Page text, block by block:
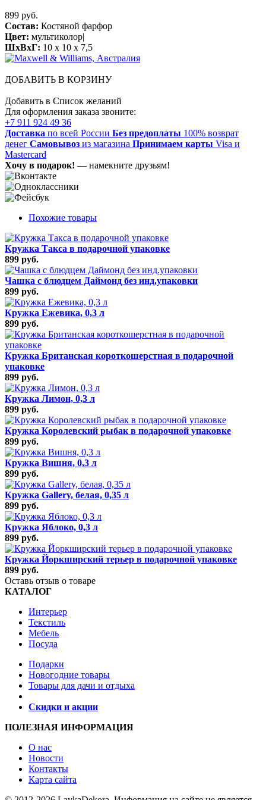
899 руб.
Состав: Костяной фарфор
Цвет: мультиколор|
ШхВхГ: 10 x 10 x 7,5
ДОБАВИТЬ В КОРЗИНУ
Добавить в Список желаний
Для оформления заказа звоните:
+7 911 924 49 36
Доставка по всей России Без предоплаты 100% возврат
денег Самовывоз из магазина Принимаем карты Visa и
Mastercard
Хочу в подарок! — намекните друзьям!
Похожие товары
Кружка Такса в подарочной упаковке
899 руб.
Чашка с блюдцем Даймонд без инд.упаковки
899 руб.
Кружка Ежевика, 0,3 л
899 руб.
Кружка Британская короткошерстная в подарочной
упаковке
899 руб.
Кружка Лимон, 0,3 л
899 руб.
Кружка Королевский рыбак в подарочной упаковке
899 руб.
Кружка Вишня, 0,3 л
899 руб.
Кружка Gallery, белая, 0,35 л
899 руб.
Кружка Яблоко, 0,3 л
899 руб.
Кружка Йоркширский терьер в подарочной упаковке
899 руб.
Оставь отзыв о товаре
КАТАЛОГ
Интерьер
Текстиль
Мебель
Посуда
Подарки
Новогодние товары
Товары для дачи и отдыха
Скидки и акции
ПОЛЕЗНАЯ ИНФОРМАЦИЯ
О нас
Новости
Контакты
Карта сайта